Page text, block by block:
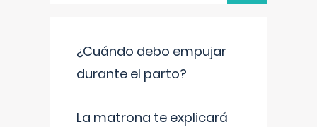
¿Cuándo debo empujar
durante el parto?
La matrona te explicará